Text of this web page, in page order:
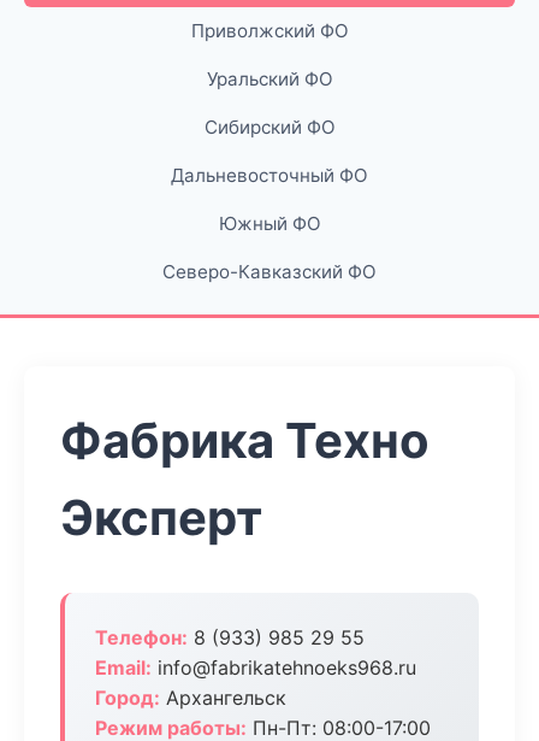
Приволжский ФО
Уральский ФО
Сибирский ФО
Дальневосточный ФО
Южный ФО
Северо-Кавказский ФО
Фабрика Техно
Эксперт
Телефон: 8 (933) 985 29 55
Email: info@fabrikatehnoeks968.ru
Город: Архангельск
Режим работы: Пн-Пт: 08:00-17:00